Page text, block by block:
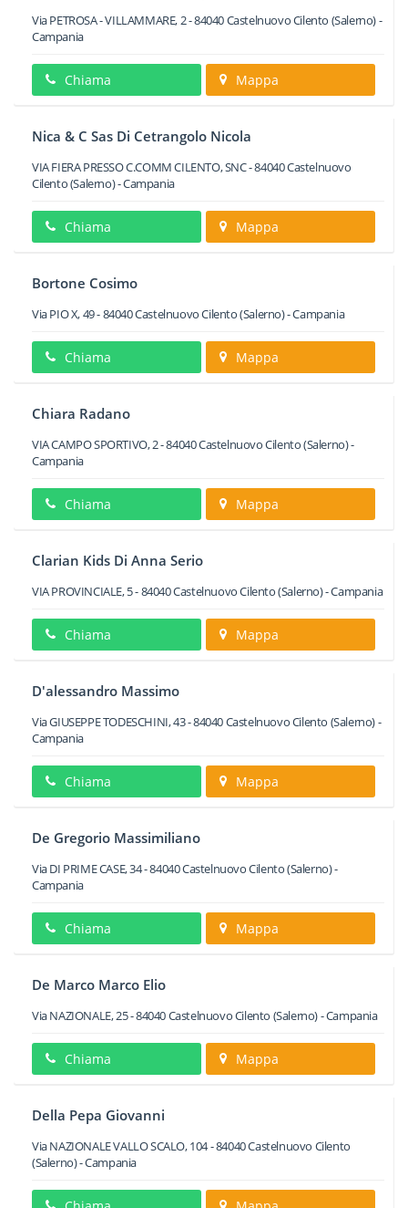
Via PETROSA - VILLAMMARE, 2-84040Castelnuovo Cilento (Salerno) -
Campania
Chiama Mappa
Nica & C Sas Di Cetrangolo Nicola
VIA FIERA PRESSO C.COMM CILENTO, SNC-84040Castelnuovo
Cilento(Salerno) -Campania
Chiama Mappa
Bortone Cosimo
Via PIO X, 49-84040Castelnuovo Cilento(Salerno) -Campania
Chiama Mappa
Chiara Radano
VIA CAMPO SPORTIVO, 2-84040Castelnuovo Cilento(Salerno) -
Campania
Chiama Mappa
Clarian Kids Di Anna Serio
VIA PROVINCIALE, 5-84040Castelnuovo Cilento(Salerno) -Campania
Chiama Mappa
D'alessandro Massimo
Via GIUSEPPE TODESCHINI, 43-84040Castelnuovo Cilento (Salerno) -
Campania
Chiama Mappa
De Gregorio Massimiliano
Via DI PRIME CASE, 34-84040Castelnuovo Cilento(Salerno) -
Campania
Chiama Mappa
De Marco Marco Elio
Via NAZIONALE, 25-84040Castelnuovo Cilento (Salerno) -Campania
Chiama Mappa
Della Pepa Giovanni
Via NAZIONALE VALLO SCALO, 104-84040Castelnuovo Cilento
(Salerno) -Campania